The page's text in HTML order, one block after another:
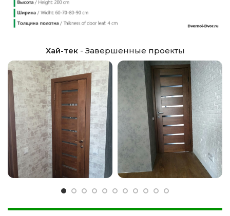
Хай-тек- Завершенные проекты